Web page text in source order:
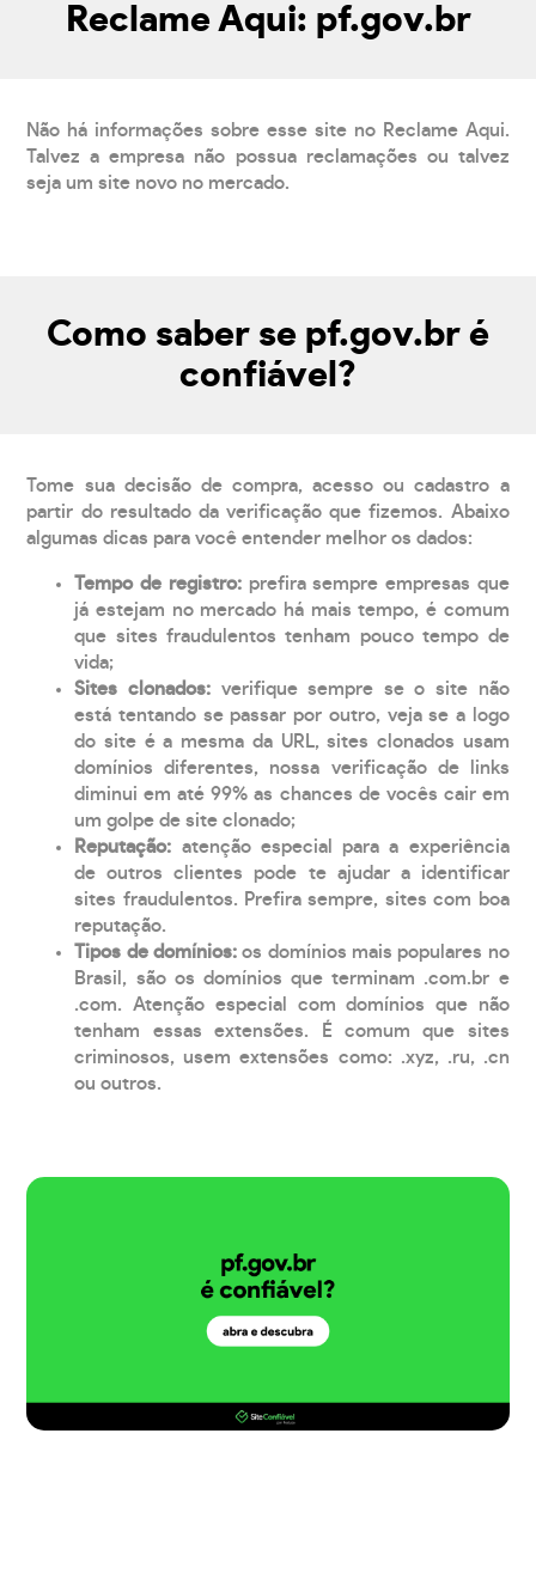
Reclame Aqui: pf.gov.br
Não há informações sobre esse site no Reclame Aqui.
Talvez a empresa não possua reclamações ou talvez
seja um site novo no mercado.
Como saber se pf.gov.br é
confiável?
Tome sua decisão de compra, acesso ou cadastro a
partir do resultado da verificação que fizemos. Abaixo
algumas dicas para você entender melhor os dados:
Tempo de registro: prefira sempre empresas que
já estejam no mercado há mais tempo, é comum
que sites fraudulentos tenham pouco tempo de
vida;
Sites clonados: verifique sempre se o site não
está tentando se passar por outro, veja se a logo
do site é a mesma da URL, sites clonados usam
domínios diferentes, nossa verificação de links
diminui em até 99% as chances de vocês cair em
um golpe de site clonado;
Reputação: atenção especial para a experiência
de outros clientes pode te ajudar a identificar
sites fraudulentos. Prefira sempre, sites com boa
reputação.
Tipos de domínios:os domínios mais populares no
Brasil, são os domínios que terminam .com.br e
.com. Atenção especial com domínios que não
tenham essas extensões. É comum que sites
criminosos, usem extensões como: .xyz, .ru, .cn
ou outros.